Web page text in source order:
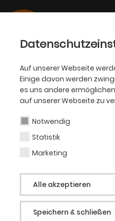
Auf unserer Webseite
Einige davon werden
es uns andere
auf unserer Webseite zu
Notwendig
Statistik
Marketing
Alle akzeptieren
Speichern & schließen
NRW
Produktionen
Mit Gastspielen in
Jugendeinrichtungen,
auch Menschen, die
der Tanzkunst in
begeistert werden.
Das NRW Juniorballett
flexibel einsetzbare